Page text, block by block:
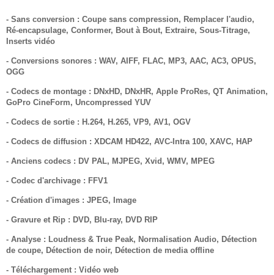
- Sans conversion : Coupe sans compression, Remplacer l'audio,
Ré-encapsulage, Conformer, Bout à Bout, Extraire, Sous-Titrage,
Inserts vidéo
- Conversions sonores : WAV, AIFF, FLAC, MP3, AAC, AC3, OPUS,
OGG
- Codecs de montage : DNxHD, DNxHR, Apple ProRes, QT Animation,
GoPro CineForm, Uncompressed YUV
- Codecs de sortie : H.264, H.265, VP9, AV1, OGV
- Codecs de diffusion : XDCAM HD422, AVC-Intra 100, XAVC, HAP
- Anciens codecs : DV PAL, MJPEG, Xvid, WMV, MPEG
- Codec d'archivage : FFV1
- Création d'images : JPEG, Image
- Gravure et Rip : DVD, Blu-ray, DVD RIP
- Analyse : Loudness & True Peak, Normalisation Audio, Détection
de coupe, Détection de noir, Détection de media offline
- Téléchargement : Vidéo web